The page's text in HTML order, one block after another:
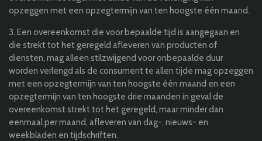
opzeggen met een opzegtermijn van ten hoogste één maand.
3. Een overeenkomst die voor bepaalde tijd is aangegaan en
die strekt tot het geregeld afleveren van producten of
diensten, mag alleen stilzwijgend voor onbepaalde duur
worden verlengd als de consument te allen tijde mag opzeggen
met een opzegtermijn van ten hoogste één maand en een
opzegtermijn van ten hoogste drie maanden in geval de
overeenkomst strekt tot het geregeld, maar minder dan
eenmaal per maand, afleveren van dag-, nieuws- en
weekbladen en tijdschriften.